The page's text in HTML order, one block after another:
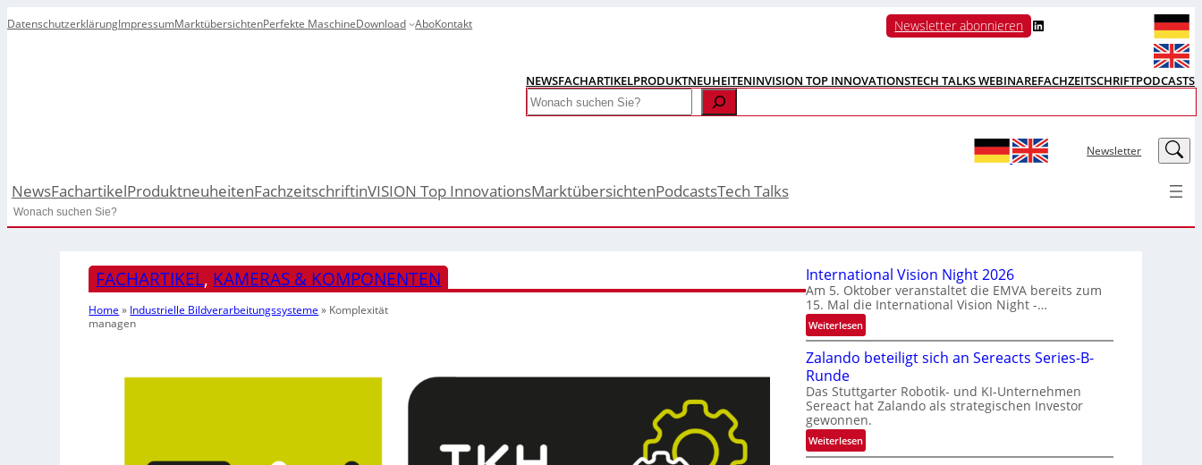
DatenschutzerklärungImpressumMarktübersichtenPerfekte MaschineDownload AboKontakt Newsletter abonnieren LinkedIn
NEWSFACHARTIKELPRODUKTNEUHEITENINVISION TOP INNOVATIONSTECH TALKS WEBINAREFACHZEITSCHRIFTPODCASTS
Search
Newsletter LinkedIn
NewsFachartikelProduktneuheitenFachzeitschriftinVISION Top InnovationsMarktübersichtenPodcastsTech Talks
Search
FACHARTIKEL, KAMERAS & KOMPONENTEN
Home » Industrielle Bildverarbeitungssysteme » Komplexität
managen
International Vision Night 2026
Am 5. Oktober veranstaltet die EMVA bereits zum
15. Mal die International Vision Night -…
Weiterlesen:
I
n
e
r
n
a
t
Zalando beteiligt sich an Sereacts Series-B-
Runde
Das Stuttgarter Robotik- und KI-Unternehmen
Sereact hat Zalando als strategischen Investor
gewonnen.
Weiterlesen:
Z